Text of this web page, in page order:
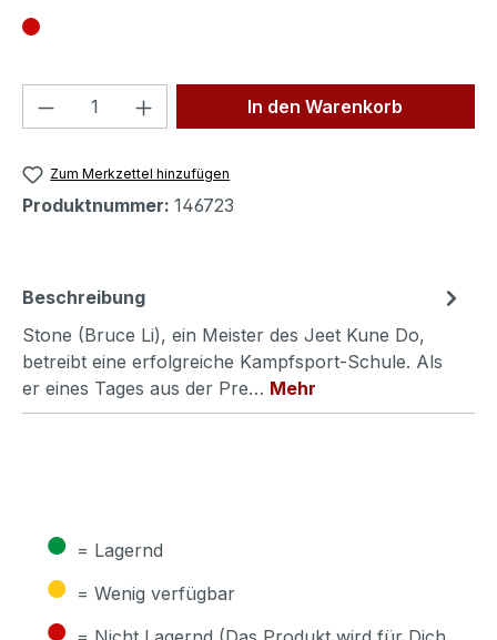
Produkt Anzahl: Gib denIn den Warenkorb
Zum Merkzettel hinzufügen
Produktnummer: 146723
Beschreibung
Stone (Bruce Li), ein Meister des Jeet Kune Do,
betreibt eine erfolgreiche Kampfsport-Schule. Als
er eines Tages aus der Pre… Mehr
● = Lagernd
● = Wenig verfügbar
●